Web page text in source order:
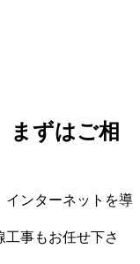
まずはご相
インターネットを導
事もお任せ下さ